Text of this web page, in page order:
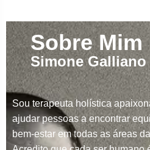
Sobre Mim
Simone Galliano
Sou terapeuta holística
ajudar pessoas a encontrar
bem-estar em todas as áreas